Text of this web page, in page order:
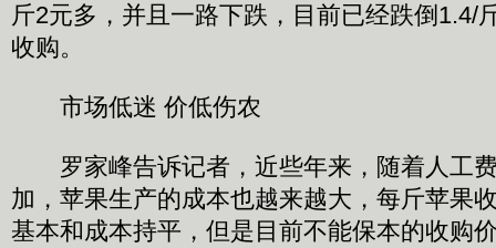
斤2元多，并且一路下跌，目前已经跌倒1.4/
收购。
市场低迷 价低伤农
罗家峰告诉记者，近些年来，随着人工
加，苹果生产的成本也越来越大，每斤苹果
基本和成本持平，但是目前不能保本的收购